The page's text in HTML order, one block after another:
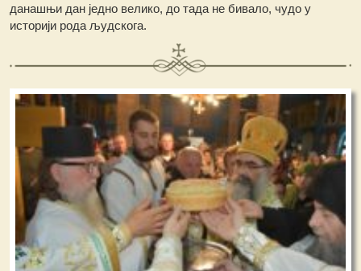
данашњи дан једно велико, до тада не бивало, чудо у
историји рода људскога.